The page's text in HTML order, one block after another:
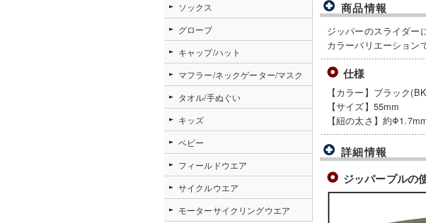
商品情報
ジッパーのスライダー
カラーバリエーション
仕様
【カラー】ブラック
【サイズ】55mm
【紐の太さ】約
詳細情報
ジッパープルの
ソックス
グローブ
キャップ/ハット
マフラー/ネックゲーター/マスク
タオル/手ぬぐい
キッズ
ベビー
フィールドウエア
サイクルウエア
モーターサイクリングウエア